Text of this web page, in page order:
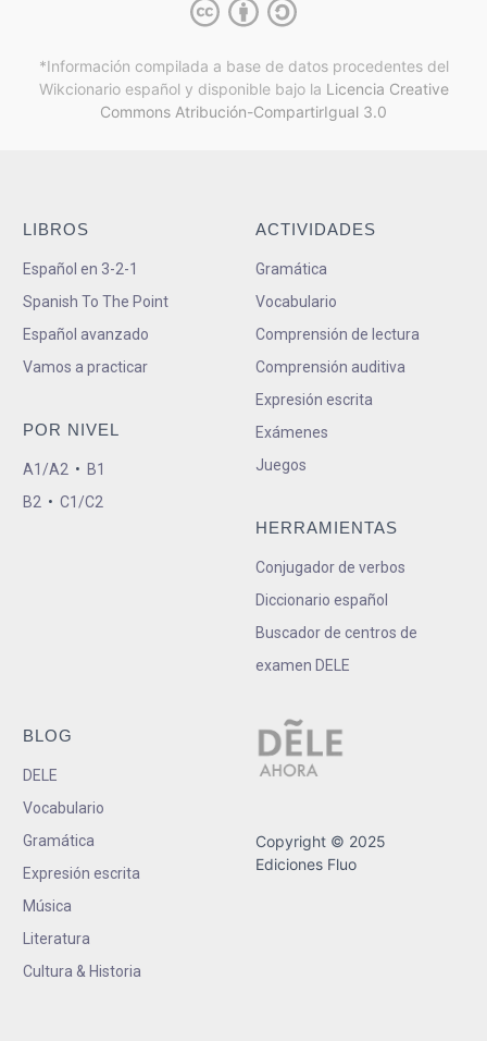
*Información compilada a base de datos procedentes del
Wikcionario español y disponible bajo la Licencia Creative
Commons Atribución-CompartirIgual 3.0
LIBROS
Español en 3-2-1
Spanish To The Point
Español avanzado
Vamos a practicar
POR NIVEL
A1/A2 • B1
B2 • C1/C2
ACTIVIDADES
Gramática
Vocabulario
Comprensión de lectura
Comprensión auditiva
Expresión escrita
Exámenes
Juegos
HERRAMIENTAS
Conjugador de verbos
Diccionario español
Buscador de centros de
examen DELE
BLOG
DELE
Vocabulario
Gramática
Expresión escrita
Música
Literatura
Cultura & Historia
Copyright © 2025
Ediciones Fluo